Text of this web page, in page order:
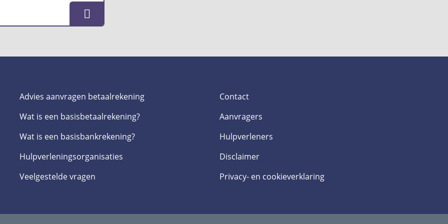
Advies aanvragen betaalrekening
Wat is een basis­betaalrekening?
Wat is een basis­bankrekening?
Hulpverlenings­organisaties
Veelgestelde­ vragen
Contact
Aanvragers
Hulpverleners
Disclaimer
Privacy- en cookieverklaring